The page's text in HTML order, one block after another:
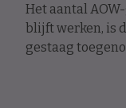
Het aantal
blijft werken, is
gestaag